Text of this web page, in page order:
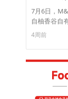
7月6日，
自柚香谷自
牛奶巧克力
酱，雪泥
艺以提升口
部）
4周前